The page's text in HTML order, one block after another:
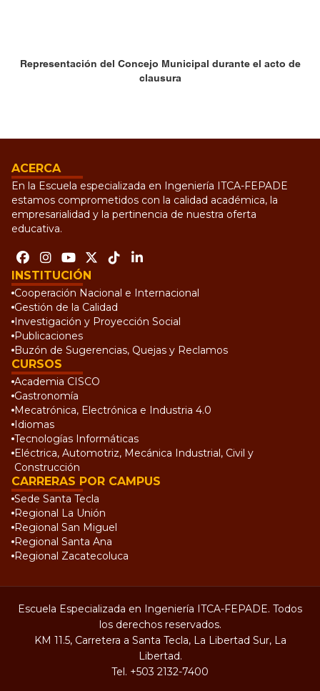
Representación del Concejo Municipal durante el acto de
clausura
ACERCA
En la Escuela especializada en Ingeniería ITCA-FEPADE
estamos comprometidos con la calidad académica, la
empresarialidad y la pertinencia de nuestra oferta
educativa.
INSTITUCIÓN
Cooperación Nacional e Internacional
Gestión de la Calidad
Investigación y Proyección Social
Publicaciones
Buzón de Sugerencias, Quejas y Reclamos
CURSOS
Academia CISCO
Gastronomía
Mecatrónica, Electrónica e Industria 4.0
Idiomas
Tecnologías Informáticas
Eléctrica, Automotriz, Mecánica Industrial, Civil y
Construcción
CARRERAS POR CAMPUS
Sede Santa Tecla
Regional La Unión
Regional San Miguel
Regional Santa Ana
Regional Zacatecoluca
Escuela Especializada en Ingeniería ITCA-FEPADE. Todos
los derechos reservados.
KM 11.5, Carretera a Santa Tecla, La Libertad Sur, La
Libertad.
Tel. +503 2132-7400